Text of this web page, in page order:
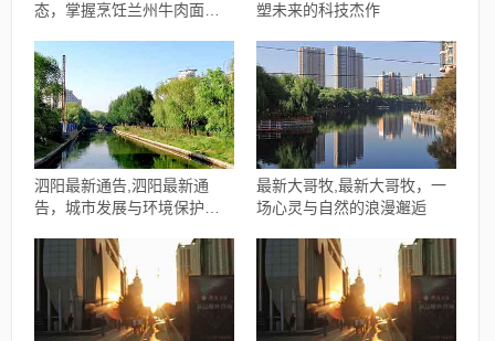
态，掌握烹饪兰州牛肉面的
塑未来的科技杰作
泗阳最新通告,泗阳最新通
告，城市发展与环境保护的
最新大哥牧,最新大哥牧，一
场心灵与自然的浪漫邂逅